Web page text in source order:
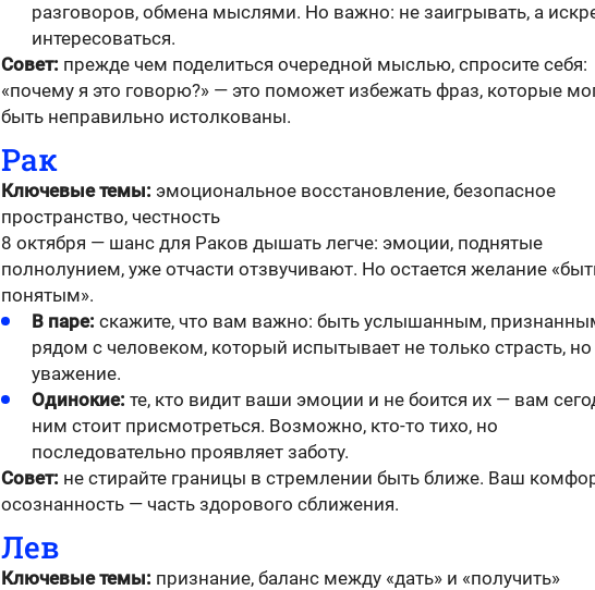
разговоров, обмена мыслями. Но важно: не заигрывать, а
интересоваться.
Совет: прежде чем поделиться очередной мыслью, спросите себя:
«почему я это говорю?» — это поможет избежать фраз, которые
быть неправильно истолкованы.
Рак
Ключевые темы: эмоциональное восстановление, безопасное
пространство, честность
8 октября — шанс для Раков дышать легче: эмоции, поднятые
полнолунием, уже отчасти отзвучивают. Но остается желание
понятым».
В паре: скажите, что вам важно: быть услышанным,
рядом с человеком, который испытывает не только страсть, но
уважение.
Одинокие: те, кто видит ваши эмоции и не боится их — вам
ним стоит присмотреться. Возможно, кто-то тихо, но
последовательно проявляет заботу.
Совет: не стирайте границы в стремлении быть ближе. Ваш
осознанность — часть здорового сближения.
Лев
Ключевые темы: признание, баланс между «дать» и «получить»